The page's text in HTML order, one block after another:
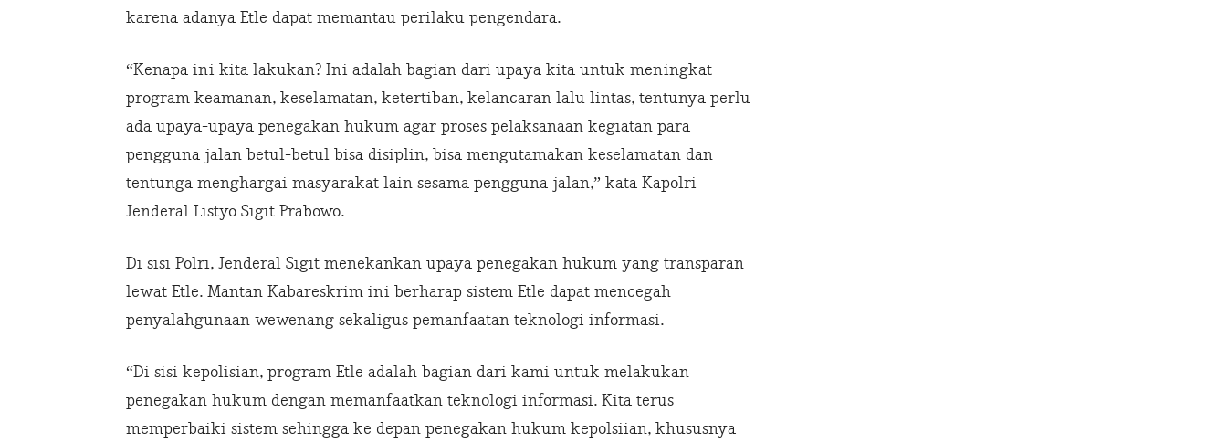
karena adanya Etle dapat memantau perilaku pengendara.
“Kenapa ini kita lakukan? Ini adalah bagian dari upaya kita untuk meningkat
program keamanan, keselamatan, ketertiban, kelancaran lalu lintas, tentunya perlu
ada upaya-upaya penegakan hukum agar proses pelaksanaan kegiatan para
pengguna jalan betul-betul bisa disiplin, bisa mengutamakan keselamatan dan
tentunga menghargai masyarakat lain sesama pengguna jalan,” kata Kapolri
Jenderal Listyo Sigit Prabowo.
Di sisi Polri, Jenderal Sigit menekankan upaya penegakan hukum yang transparan
lewat Etle. Mantan Kabareskrim ini berharap sistem Etle dapat mencegah
penyalahgunaan wewenang sekaligus pemanfaatan teknologi informasi.
“Di sisi kepolisian, program Etle adalah bagian dari kami untuk melakukan
penegakan hukum dengan memanfaatkan teknologi informasi. Kita terus
memperbaiki sistem sehingga ke depan penegakan hukum kepolsiian, khususnya